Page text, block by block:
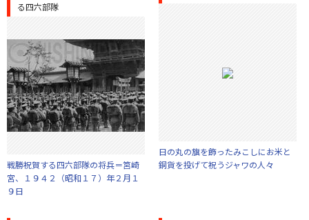
る四六部隊
戦勝祝賀する四六部隊の将兵＝筥崎
宮、１９４２（昭和１７）年２月１
９日
日の丸の旗を飾ったみこしにお米と
銅貨を投げて祝うジャワの人々